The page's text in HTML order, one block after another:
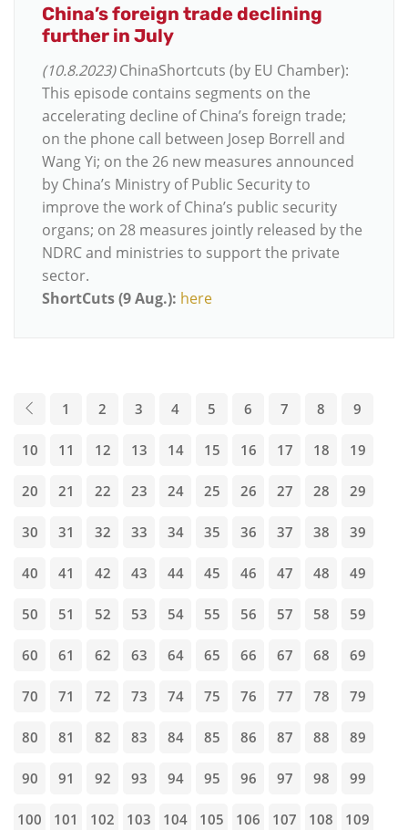
China’s foreign trade declining
further in July
(10.8.2023)ChinaShortcuts (by EU Chamber):
This episode contains segments on the
accelerating decline of China’s foreign trade;
on the phone call between Josep Borrell and
Wang Yi; on the 26 new measures announced
by China’s Ministry of Public Security to
improve the work of China’s public security
organs; on 28 measures jointly released by the
NDRC and ministries to support the private
sector.
ShortCuts (9 Aug.): here
1 2 3 4 5 6 7 8 9
10 11 12 13 14 15 16 17 18 19
20 21 22 23 24 25 26 27 28 29
30 31 32 33 34 35 36 37 38 39
40 41 42 43 44 45 46 47 48 49
50 51 52 53 54 55 56 57 58 59
60 61 62 63 64 65 66 67 68 69
70 71 72 73 74 75 76 77 78 79
80 81 82 83 84 85 86 87 88 89
90 91 92 93 94 95 96 97 98 99
100 101 102 103 104 105 106 107 108 109